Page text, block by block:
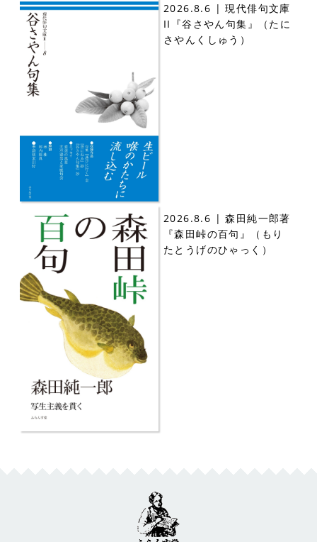
2026.8.6 | 現代俳句文庫
II『谷さやん句集』（たに
さやんくしゅう）
2026.8.6 | 森田純一郎著
『森田峠の百句』（もり
たとうげのひゃっく）